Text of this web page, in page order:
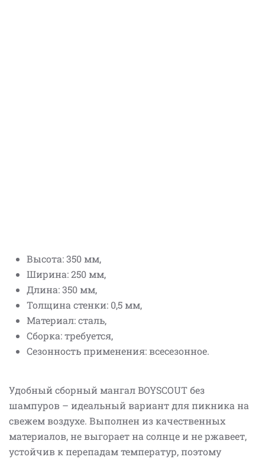
Высота: 350 мм,
Ширина: 250 мм,
Длина: 350 мм,
Толщина стенки: 0,5 мм,
Материал: сталь,
Сборка: требуется,
Сезонность применения: всесезонное.
Удобный сборный мангал BOYSCOUT без
шампуров – идеальный вариант для пикника на
свежем воздухе. Выполнен из качественных
материалов, не выгорает на солнце и не ржавеет,
устойчив к перепадам температур, поэтому